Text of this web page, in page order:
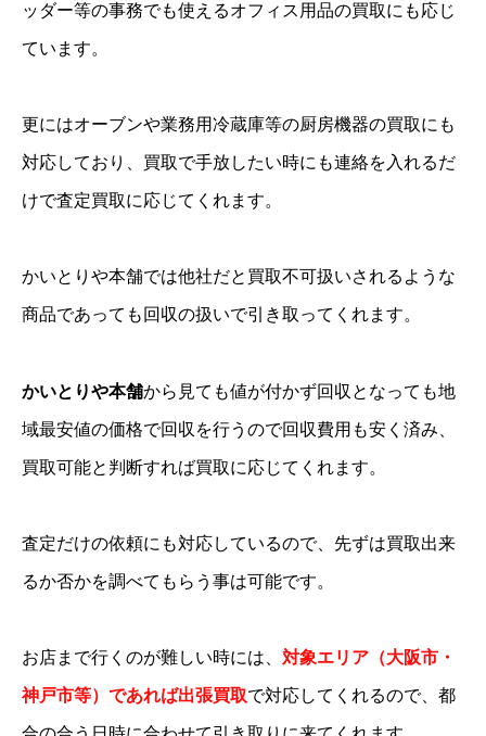
ッダー等の事務でも使えるオフィス用品の買取にも応じ
ています。
更にはオーブンや業務用冷蔵庫等の厨房機器の買取にも
対応しており、買取で手放したい時にも連絡を入れるだ
けで査定買取に応じてくれます。
かいとりや本舗では他社だと買取不可扱いされるような
商品であっても回収の扱いで引き取ってくれます。
かいとりや本舗から見ても値が付かず回収となっても地
域最安値の価格で回収を行うので回収費用も安く済み、
買取可能と判断すれば買取に応じてくれます。
査定だけの依頼にも対応しているので、先ずは買取出来
るか否かを調べてもらう事は可能です。
お店まで行くのが難しい時には、 対象エリア（大阪市・
神戸市等）であれば出張買取で対応してくれるので、都